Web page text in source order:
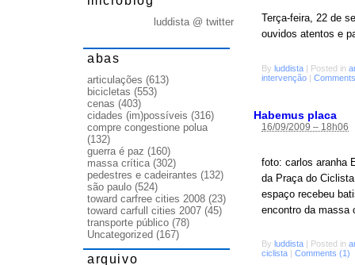
Terça-feira, 22 de
ouvidos atentos e
By luddista | Posted in
intervenção |
Habemus placa
16/09/2009 – 18h06
foto: carlos aranha
da Praça do
espaço recebeu
encontro da
By luddista Posted in
ciclista
Comments (1)
luddista @ twitter
abas
articulações (613)
bicicletas (553)
cenas (403)
cidades (im)possíveis (316)
compre congestione polua
(132)
guerra é paz (160)
massa crítica(302)
pedestres e cadeirantes (132)
são paulo (524)
toward carfree cities 2008 (23)
toward carfull cities 2007 (45)
transporte público (78)
Uncategorized (167)
arquivo